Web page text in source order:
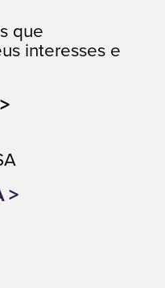
que
interesses e
>
>